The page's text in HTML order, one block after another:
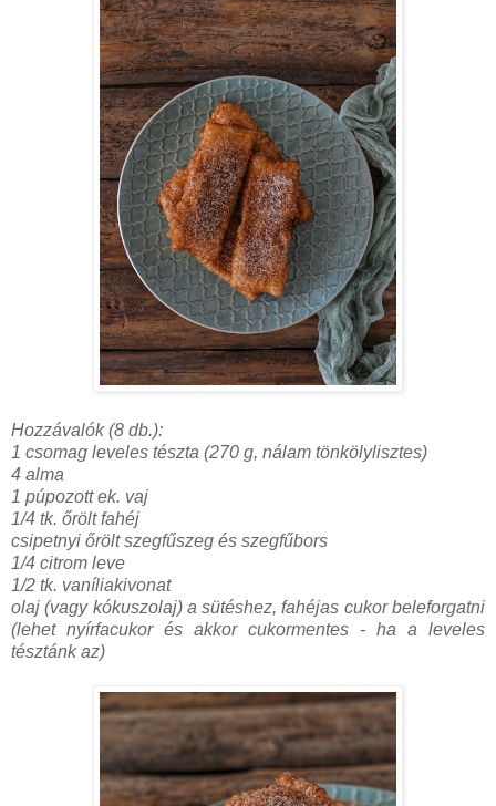
Hozzávalók (8 db.):
1 csomag leveles tészta (270 g, nálam tönkölylisztes)
4 alma
1 púpozott ek. vaj
1/4 tk. őrölt fahéj
csipetnyi őrölt szegfűszeg és szegfűbors
1/4 citrom leve
1/2 tk. vaníliakivonat
olaj (vagy kókuszolaj) a sütéshez, fahéjas cukor beleforgatni
(lehet nyírfacukor és akkor cukormentes - ha a leveles
tésztánk az)